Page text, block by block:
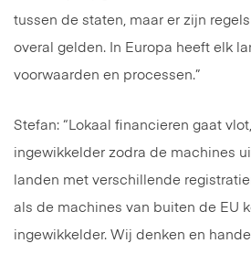
tussen de staten, maar er zijn
overal gelden. In Europa heeft elk
voorwaarden en processen.”
Stefan: “Lokaal financieren gaat
ingewikkelder zodra de machines
landen met verschillende
als de machines van buiten de EU
ingewikkelder. Wij denken en